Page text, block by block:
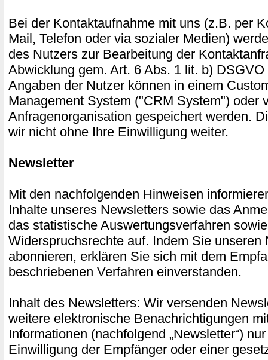
Bei der Kontaktaufnahme mit uns (z.B. per
Mail, Telefon oder via sozialer Medien)
des Nutzers zur Bearbeitung der
Abwicklung gem. Art. 6 Abs. 1 lit. b)
Angaben der Nutzer können in einem
Management System ("CRM System") oder
Anfragenorganisation gespeichert werden.
wir nicht ohne Ihre Einwilligung weiter.
Newsletter
Mit den nachfolgenden Hinweisen
Inhalte unseres Newsletters sowie das
das statistische Auswertungsverfahren
Widerspruchsrechte auf. Indem Sie unseren
abonnieren, erklären Sie sich mit dem
beschriebenen Verfahren einverstanden.
Inhalt des Newsletters: Wir versenden
weitere elektronische Benachrichtigungen
Informationen (nachfolgend „Newsletter“)
Einwilligung der Empfänger oder einer